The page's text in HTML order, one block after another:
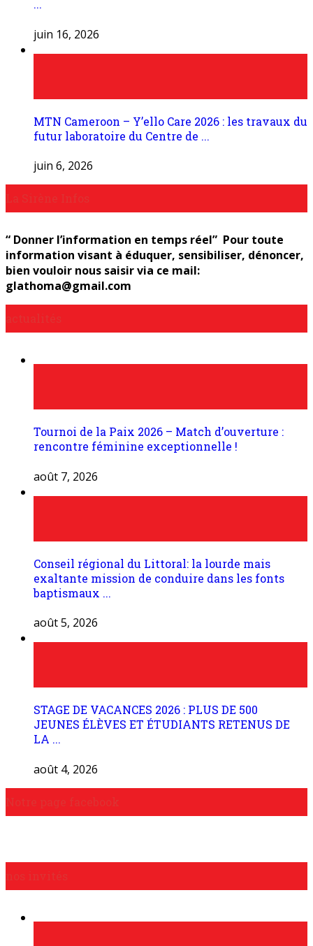
...
juin 16, 2026
MTN Cameroon – Y’ello Care 2026 : les travaux du
futur laboratoire du Centre de ...
juin 6, 2026
“ Donner l’information en temps réel” Pour toute
information visant à éduquer, sensibiliser, dénoncer,
bien vouloir nous saisir via ce mail:
glathoma@gmail.com
Tournoi de la Paix 2026 – Match d’ouverture :
rencontre féminine exceptionnelle !
août 7, 2026
Conseil régional du Littoral: la lourde mais
exaltante mission de conduire dans les fonts
baptismaux ...
août 5, 2026
STAGE DE VACANCES 2026 : PLUS DE 500
JEUNES ÉLÈVES ET ÉTUDIANTS RETENUS DE
LA ...
août 4, 2026